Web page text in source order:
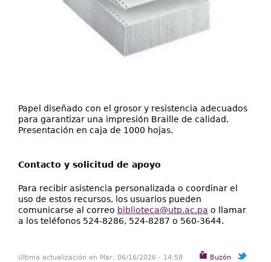
Papel diseñado con el grosor y resistencia adecuados
para garantizar una impresión Braille de calidad.
Presentación en caja de 1000 hojas.
Contacto y solicitud de apoyo
Para recibir asistencia personalizada o coordinar el
uso de estos recursos, los usuarios pueden
comunicarse al correo biblioteca@utp.ac.pa o llamar
a los teléfonos 524-8286, 524-8287 o 560-3644.
Buzón
Última actualización en Mar, 06/16/2026 - 14:58